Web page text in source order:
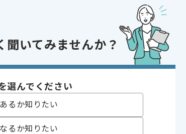
可能なケースもございます！まずはお気軽にご相談ください！
聞いてみませんか？
選んでください
るか知りたい
るか知りたい